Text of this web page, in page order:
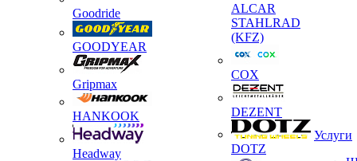
Goodride
GOODYEAR
Gripmax
HANKOOK
Headway
ALCAR
STAHLRAD
(KFZ)
COX
DEZENT
DOTZ
Услуги